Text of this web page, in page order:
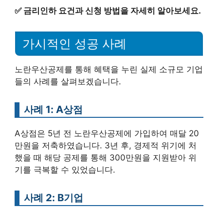
✅ 금리인하 요건과 신청 방법을 자세히 알아보세요.
가시적인 성공 사례
노란우산공제를 통해 혜택을 누린 실제 소규모 기업
들의 사례를 살펴보겠습니다.
사례 1: A상점
A상점은 5년 전 노란우산공제에 가입하여 매달 20
만원을 저축하였습니다. 3년 후, 경제적 위기에 처
했을 때 해당 공제를 통해 300만원을 지원받아 위
기를 극복할 수 있었습니다.
사례 2: B기업